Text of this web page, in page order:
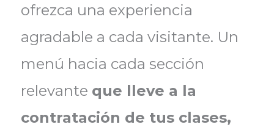
ofrezca una experiencia
agradable a cada visitante. Un
menú hacia cada sección
relevante que lleve a la
contratación de tus clases,